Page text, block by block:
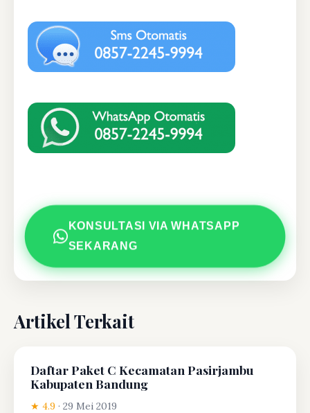
KONSULTASI VIA WHATSAPP
SEKARANG
Artikel Terkait
Daftar Paket C Kecamatan Pasirjambu
Kabupaten Bandung
★ 4.9 · 29 Mei 2019